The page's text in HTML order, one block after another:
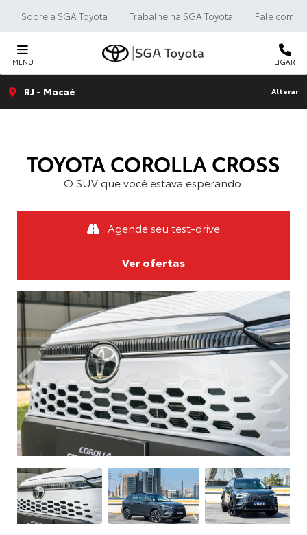
Sobre a SGA Toyota Trabalhe na SGA Toyota Fale com a
MENU LIGAR
RJ - Macaé Alterar
TOYOTACOROLLA CROSS
O SUV que você estava esperando.
Agende seu test-drive
Ver ofertas
Anterior